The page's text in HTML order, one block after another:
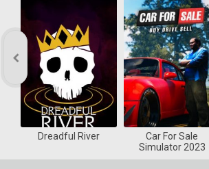
Dreadful River
Car For Sale
Simulator 2023